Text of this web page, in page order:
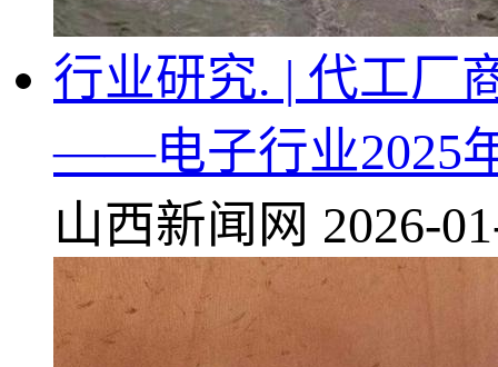
行业研究. | 代工厂
——电子行业2025
山西新闻网 2026-